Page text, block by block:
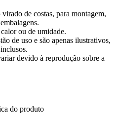
de costas, para montagem,
ou de umidade.
de uso e são apenas ilustrativos,
devido à reprodução sobre a
do produto